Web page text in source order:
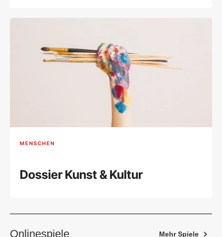
MENSCHEN
Dossier Kunst & Kultur
Onlinespiele Mehr Spiele